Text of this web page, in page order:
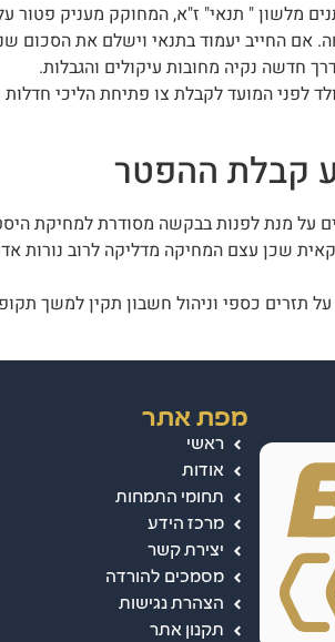
מלשון " תנאי" ז"א, המחוקק מעניק
אם החייב יעמוד בתנאי וישלם את הסכום
חדשה נקיה מחובות עיקולים והגבלות.
לפני המועד לקבלת צו פתיחת הליכי
קבלת ההפטר
שכן עצם המחיקה מדליקה לרוב נורות
תזרים כספי וניהול חשבון תקין למשך
מפת אתר
ראשי
אודות
תחומי התמחות
מרכז הידע
יצירת קשר
מסמכים להורדה
הצהרת נגישות
תקנון אתר